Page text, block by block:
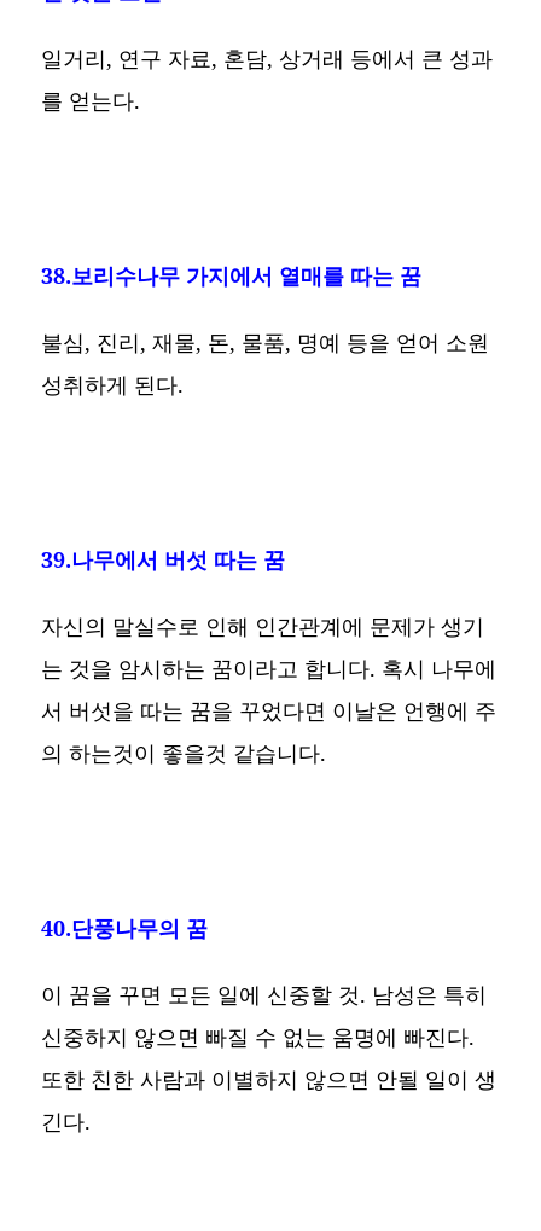
일거리, 연구 자료, 혼담, 상거래 등에서 큰 성과
를 얻는다.
38.보리수나무 가지에서 열매를 따는 꿈
불심, 진리, 재물, 돈, 물품, 명예 등을 얻어 소원
성취하게 된다.
39.나무에서 버섯 따는 꿈
자신의 말실수로 인해 인간관계에 문제가 생기
는 것을 암시하는 꿈이라고 합니다. 혹시 나무에
서 버섯을 따는 꿈을 꾸었다면 이날은 언행에 주
의 하는것이 좋을것 같습니다.
40.단풍나무의 꿈
이 꿈을 꾸면 모든 일에 신중할 것. 남성은 특히
신중하지 않으면 빠질 수 없는 움명에 빠진다.
또한 친한 사람과 이별하지 않으면 안될 일이 생
긴다.